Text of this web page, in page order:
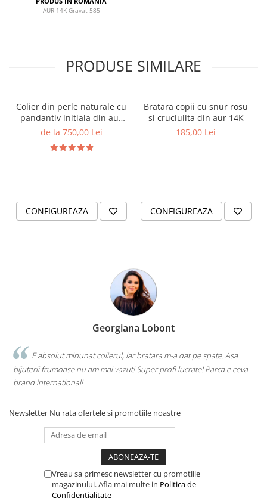
profesoare
AUR 14K Gravat 585
PRODUSE SIMILARE
Colier din perle naturale cu
pandantiv initiala din aur
14K si bilute din aur 14K de
de la 750,00 Lei
CONFIGUREAZA
Bratara copii cu snur rosu
si cruciulita din aur 14K
185,00 Lei
CONFIGUREAZA
Georgiana Lobont
E absolut minunat colierul, iar bratara m-a dat pe spate. Asa
bijuterii frumoase nu am mai vazut! Super profi lucrate! Parca e ceva
brand international!
Newsletter Nu rata ofertele si promotiile noastre
Vreau sa primesc newsletter cu promotiile
magazinului. Afla mai multe in Politica de
Confidentialitate